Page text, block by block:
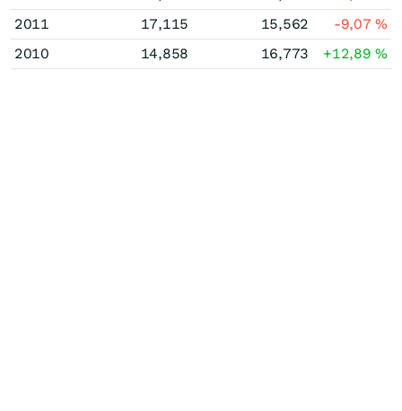
2011
17,115 15,562 -9,07%
2010
14,858 16,773 +12,89%